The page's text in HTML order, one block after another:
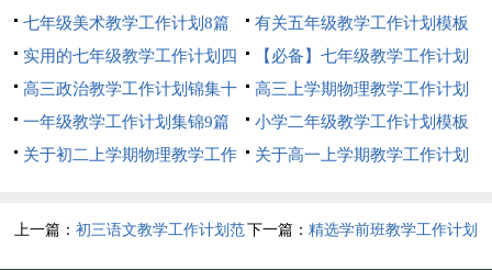
汇总九篇
七年级美术教学工作计划8篇
有关五年级教学工作计划模板
5篇
实用的七年级教学工作计划四
篇
【必备】七年级教学工作计划
三篇
高三政治教学工作计划锦集十
篇
高三上学期物理教学工作计划
7篇
一年级教学工作计划集锦9篇
小学二年级教学工作计划模板
6篇
关于初二上学期物理教学工作
关于高一上学期教学工作计划
上一篇：初三语文教学工作计划范下一篇： 精选学前班教学工作计划